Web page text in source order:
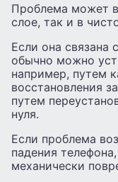
Проблема может
слое, так и в
Если она связана
обычно можно
например, путем
восстановления
путем
нуля.
Если проблема
падения
механически